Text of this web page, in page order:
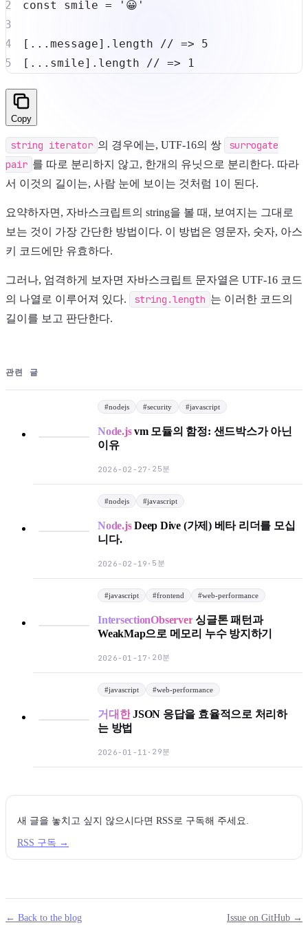
const smile = '😀'
[ ... message] . length
// => 5
[ ... smile] . length // => 1
Copy
string iterator 의 경우에는, UTF-16의 쌍
surrogate
pair 를 따로 분리하지 않고, 한개의 유닛으로 분리한다. 따라
서 이것의 길이는, 사람 눈에 보이는 것처럼 1이 된다.
요약하자면, 자바스크립트의 string을 볼 때, 보여지는 그대로
보는 것이 가장 간단한 방법이다. 이 방법은 영문자, 숫자, 아스
키 코드에만 유효하다.
그러나, 엄격하게 보자면 자바스크립트 문자열은 UTF-16 코드
의 나열로 이루어져 있다.
string.length 는 이러한 코드의
길이를 보고 판단한다.
관련 글
#nodejs #security #javascript
Node.js vm 모듈의 함정: 샌드박스가 아닌
이유
2026-02-27 · 25분
#nodejs #javascript
Node.js Deep Dive (가제) 베타 리더를 모십
니다.
2026-02-19 · 5분
#javascript #frontend #web-performance
IntersectionObserver 싱글톤 패턴과
WeakMap으로 메모리 누수 방지하기
2026-01-17 · 20분
#javascript #web-performance
거대한 JSON 응답을 효율적으로 처리하
는 방법
2026-01-11 · 29분
새 글을 놓치고 싶지 않으시다면 RSS로 구독해 주세요.
RSS 구독 →
← Back to the blog Issue on GitHub →